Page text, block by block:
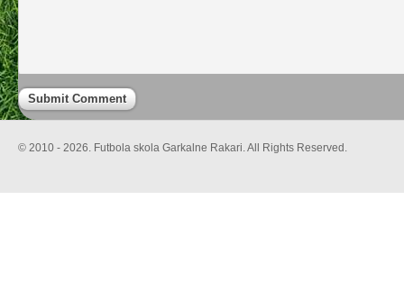
© 2010 - 2026. Futbola skola Garkalne Rakari. All Rights Reserved.